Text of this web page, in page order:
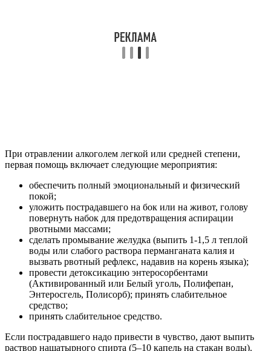
При отравлении алкоголем легкой или средней степени,
первая помощь включает следующие мероприятия:
обеспечить полный эмоциональный и физический
покой;
уложить пострадавшего на бок или на живот, голову
повернуть набок для предотвращения аспирации
рвотными массами;
сделать промывание желудка (выпить 1-1,5 л теплой
воды или слабого раствора перманганата калия и
вызвать рвотный рефлекс, надавив на корень языка);
провести детоксикацию энтеросорбентами
(Активированный или Белый уголь, Полифепан,
Энтеросгель, Полисорб); принять слабительное
средство;
принять слабительное средство.
Если пострадавшего надо привести в чувство, дают выпить
раствор нашатырного спирта (5–10 капель на стакан воды).